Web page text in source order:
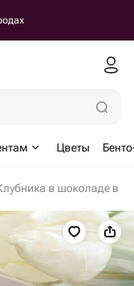
Цветы
в шоколаде в